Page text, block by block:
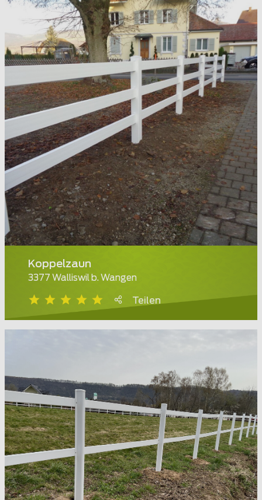
Koppelzaun
3377 Walliswil b. Wangen
Teilen